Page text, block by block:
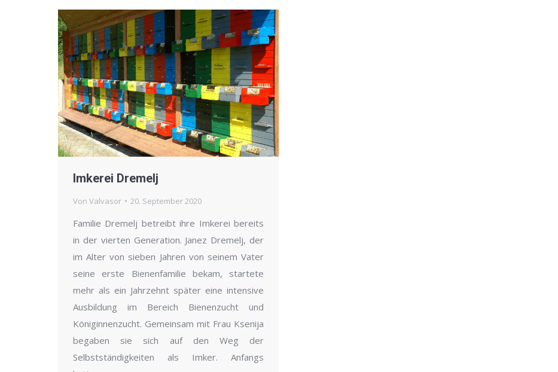
Imkerei Dremelj
Von Valvasor 20. September 2020
Familie Dremelj betreibt ihre Imkerei bereits
in der vierten Generation. Janez Dremelj, der
im Alter von sieben Jahren von seinem Vater
seine erste Bienenfamilie bekam, startete
mehr als ein Jahrzehnt später eine intensive
Ausbildung im Bereich Bienenzucht und
Königinnenzucht. Gemeinsam mit Frau Ksenija
begaben sie sich auf den Weg der
Selbstständigkeiten als Imker. Anfangs